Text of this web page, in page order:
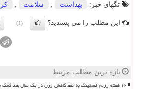
تگهای خبر:
بهداشت سلامت
این مطلب را می پسندید؟ (1)
تازه ترین مطالب مرتبط
۱۲ هفته رژیم فستینگ به حفظ کاهش وزن در یک سال بعد کمک نماید